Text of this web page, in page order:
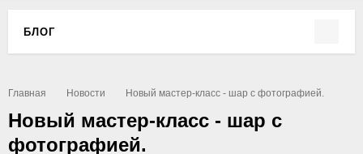
Главная Новости Новый мастер-класс - шар с фотографией.
Новый мастер-класс - шар с
фотографией.
БЛОГ